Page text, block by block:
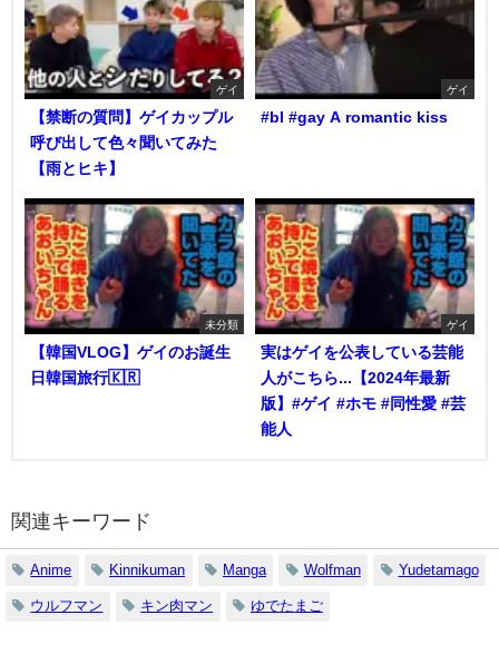
ゲイ
【禁断の質問】ゲイカップル
呼び出して色々聞いてみた
【雨とヒキ】
ゲイ
#bl #gay A romantic kiss
未分類
【韓国VLOG】ゲイのお誕生
日韓国旅行🇰🇷
ゲイ
実はゲイを公表している芸能
人がこちら...【2024年最新
版】#ゲイ #ホモ #同性愛 #芸
能人
関連キーワード
Anime Kinnikuman Manga Wolfman Yudetamago
ウルフマン キン肉マン ゆでたまご